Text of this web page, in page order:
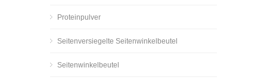
Proteinpulver
Seitenversiegelte Seitenwinkelbeutel
Seitenwinkelbeutel